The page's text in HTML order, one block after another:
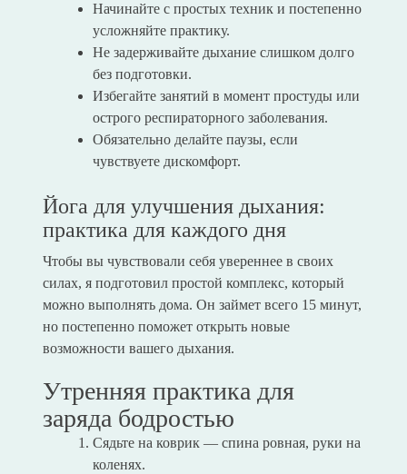
Начинайте с простых техник и постепенно
усложняйте практику.
Не задерживайте дыхание слишком долго
без подготовки.
Избегайте занятий в момент простуды или
острого респираторного заболевания.
Обязательно делайте паузы, если
чувствуете дискомфорт.
Йога для улучшения дыхания:
практика для каждого дня
Чтобы вы чувствовали себя увереннее в своих
силах, я подготовил простой комплекс, который
можно выполнять дома. Он займет всего 15 минут,
но постепенно поможет открыть новые
возможности вашего дыхания.
Утренняя практика для
заряда бодростью
Сядьте на коврик — спина ровная, руки на
коленях.